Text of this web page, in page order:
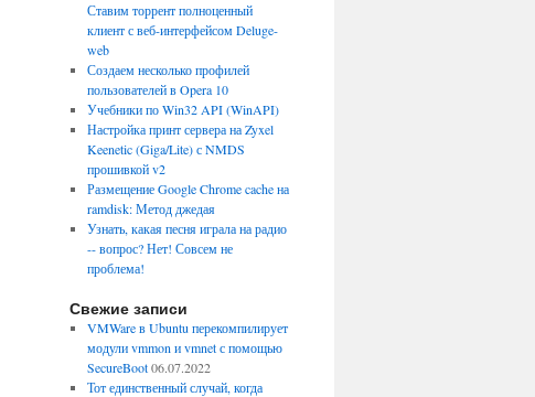
Ставим торрент полноценный
клиент с веб-интерфейсом Deluge-
web
Создаем несколько профилей
пользователей в Opera 10
Учебники по Win32 API (WinAPI)
Настройка принт сервера на Zyxel
Keenetic (Giga/Lite) с NMDS
прошивкой v2
Размещение Google Chrome cache на
ramdisk: Метод джедая
Узнать, какая песня играла на радио
-- вопрос? Нет! Совсем не
проблема!
Свежие записи
VMWare в Ubuntu перекомпилирует
модули vmmon и vmnet с помощью
SecureBoot 06.07.2022
Тот единственный случай, когда